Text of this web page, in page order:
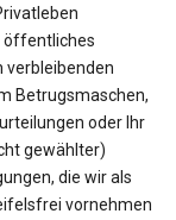
öffentliches
verbleibenden
Betrugsmaschen,
oder Ihr
gewählter)
die wir als
vornehmen